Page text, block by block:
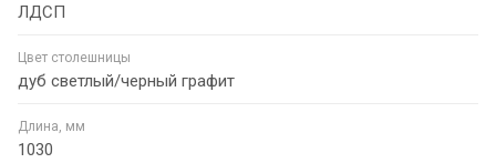
ЛДСП
Цвет столешницы
дуб светлый/черный графит
Длина, мм
1030